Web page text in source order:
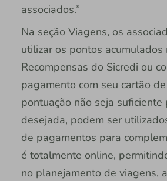
associados.”
Na seção Viagens, os
utilizar os pontos acumulados
Recompensas do Sicredi ou
pagamento com seu cartão
pontuação não seja suficiente
desejada, podem ser
de pagamentos para
é totalmente online,
no planejamento de viagens,